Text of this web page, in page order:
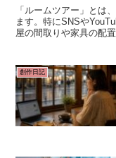
「ルームツアー」とは
ます。特にSNSや
屋の間取りや家具の配
創作日記